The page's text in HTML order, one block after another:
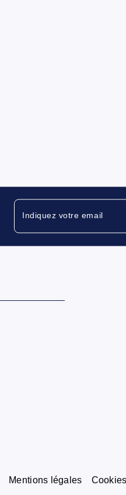
Indiquez votre email
Mentions légales